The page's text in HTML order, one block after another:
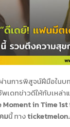
านการพิสูจน์ฝีมือในบ
พเดทข่าวดีให้กับเหล่
Moment in Time
มนี้ ทาง